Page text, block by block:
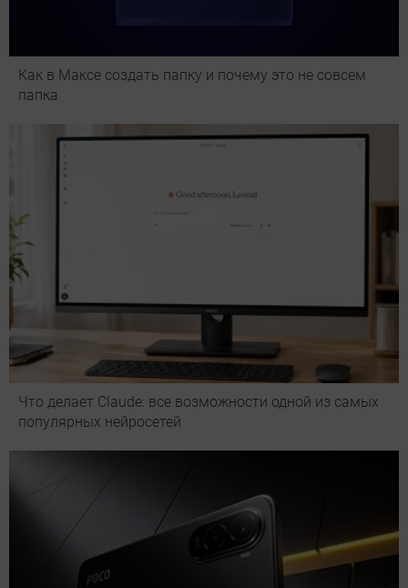
Как в Максе создать папку и почему это не совсем
папка
Что делает Сlaude: все возможности одной из самых
популярных нейросетей